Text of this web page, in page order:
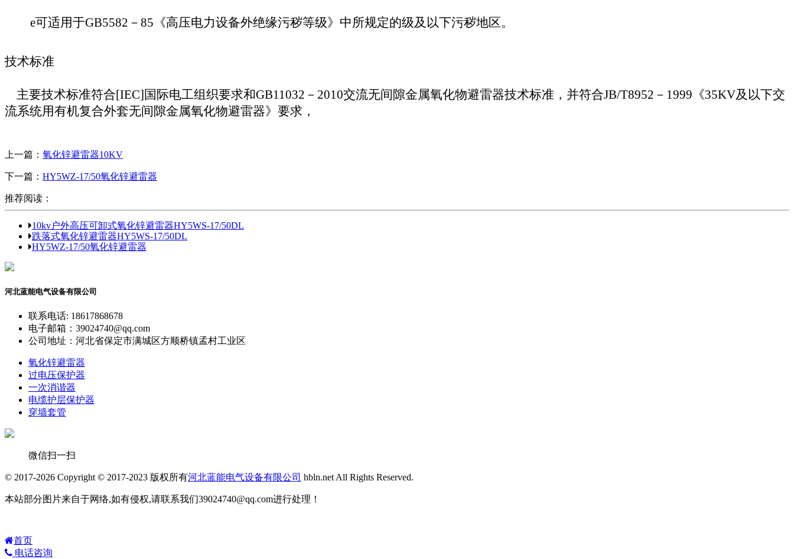
e可适用于GB5582 － 85 《高压电力设备外绝缘污秽等级》中所规定的级及以下污秽地区。
技术标准
主要技术标准符合[IEC]国际电工组织要求和GB11032 － 2010交流无间隙金属氧化物避雷器技术标准，并符合JB/T8952 － 1999 《35KV及以下交
流系统用有机复合外套无间隙金属氧化物避雷器》要求，
上一篇： 氧化锌避雷器10KV
下一篇： HY5WZ-17/50氧化锌避雷器
推荐阅读：
10kv户外高压可卸式氧化锌避雷器HY5WS-17/50DL
跌落式氧化锌避雷器HY5WS-17/50DL
HY5WZ-17/50氧化锌避雷器
河北蓝能电气设备有限公司
联系电话: 18617868678
电子邮箱：39024740@qq.com
公司地址：河北省保定市满城区方顺桥镇孟村工业区
氧化锌避雷器
过电压保护器
一次消谐器
电缆护层保护器
穿墙套管
微信扫一扫
© 2017-2026 Copyright © 2017-2023 版权所有河北蓝能电气设备有限公司 hbln.net All Rights Reserved.
本站部分图片来自于网络,如有侵权,请联系我们39024740@qq.com进行处理！
首页
电话咨询